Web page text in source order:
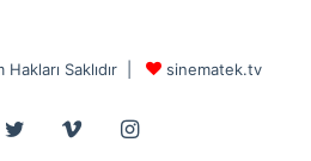
Saklıdır | sinematek.tv
Twitter VimeoInstagram